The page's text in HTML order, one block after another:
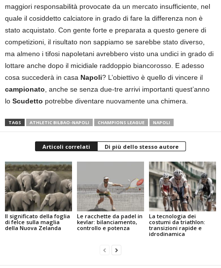
maggiori responsabilità provocate da un mercato insufficiente, nel
quale il cosiddetto calciatore in grado di fare la differenza non è
stato acquistato. Con gente forte e preparata a questo genere di
competizioni, il risultato non sappiamo se sarebbe stato diverso,
ma almeno i tifosi napoletani avrebbero visto una undici in grado di
lottare anche dopo il micidiale raddoppio biancorosso. E adesso
cosa succederà in casa Napoli? L’obiettivo è quello di vincere il
campionato , anche se senza due-tre arrivi importanti quest’anno
lo Scudetto potrebbe diventare nuovamente una chimera.
TAGS ATHLETIC BILBAO-NAPOLI CHAMPIONS LEAGUE NAPOLI
Articoli correlati Di più dello stesso autore
Il significato della foglia
di felce sulla maglia
della Nuova Zelanda
Le racchette da padel in
kevlar: bilanciamento,
controllo e potenza
La tecnologia dei
costumi da triathlon:
transizioni rapide e
idrodinamica